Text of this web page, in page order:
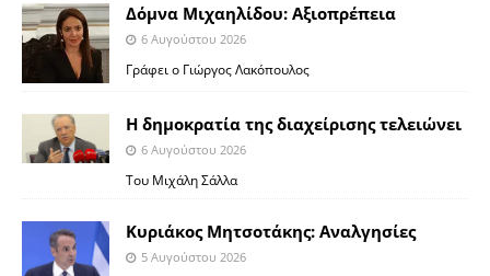
Δόμνα Μιχαηλίδου: Αξιοπρέπεια
6 Αυγούστου 2026
Γράφει ο Γιώργος Λακόπουλος
Η δημοκρατία της διαχείρισης τελειώνει
6 Αυγούστου 2026
Του Μιχάλη Σάλλα
Κυριάκος Μητσοτάκης: Αναλγησίες
5 Αυγούστου 2026